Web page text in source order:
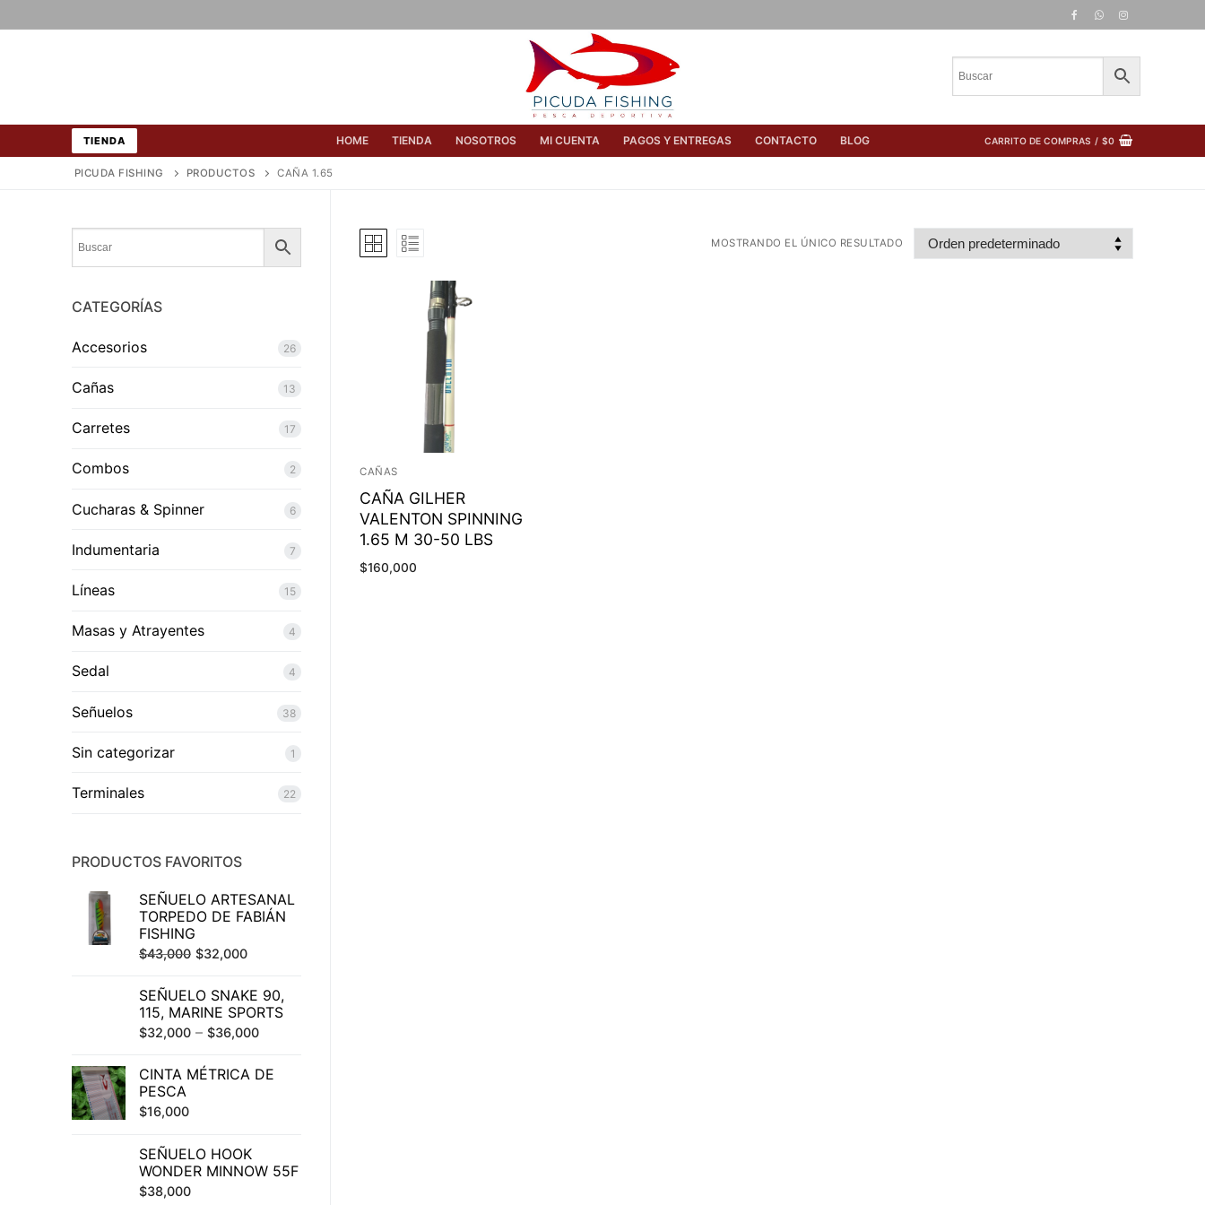
al
TIENDA HOME TIENDA NOSOTROS MI CUENTA PAGOS Y ENTREGAS CONTACTO BLOG CARRITO DE COMPRAS / $0
PICUDA FISHING PRODUCTOS CAÑA 1.65
MOSTRANDO EL ÚNICO RESULTADO
CAÑAS
CAÑA GILHER
VALENTON SPINNING
1.65 M 30-50 LBS
$160,000
CATEGORÍAS
Accesorios 26
Cañas 13
Carretes 17
Combos 2
Cucharas & Spinner 6
Indumentaria 7
Líneas 15
Masas y Atrayentes 4
Sedal 4
Señuelos 38
Sin categorizar 1
Terminales 22
PRODUCTOS FAVORITOS
SEÑUELO ARTESANAL
TORPEDO DE FABIÁN
FISHING
$43,000 El
original
era:
$43,000.
$32,000El
actual
es:
$32,000.
SEÑUELO SNAKE 90,
115, MARINE SPORTS
$32,000 – $36,000
CINTA MÉTRICA DE
PESCA
$16,000
SEÑUELO HOOK
WONDER MINNOW 55F
$38,000